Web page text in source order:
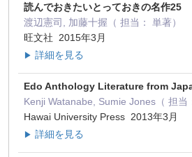
読んでおきたいとっておきの名作25
渡辺憲司, 加藤十握（ 担当： 単著）
旺文社 2015年3月
▶ 詳細を見る
Edo Anthology Literature from
Kenji Watanabe, Sumie Jones（ 担当
Hawai University Press 2013年3月
▶ 詳細を見る